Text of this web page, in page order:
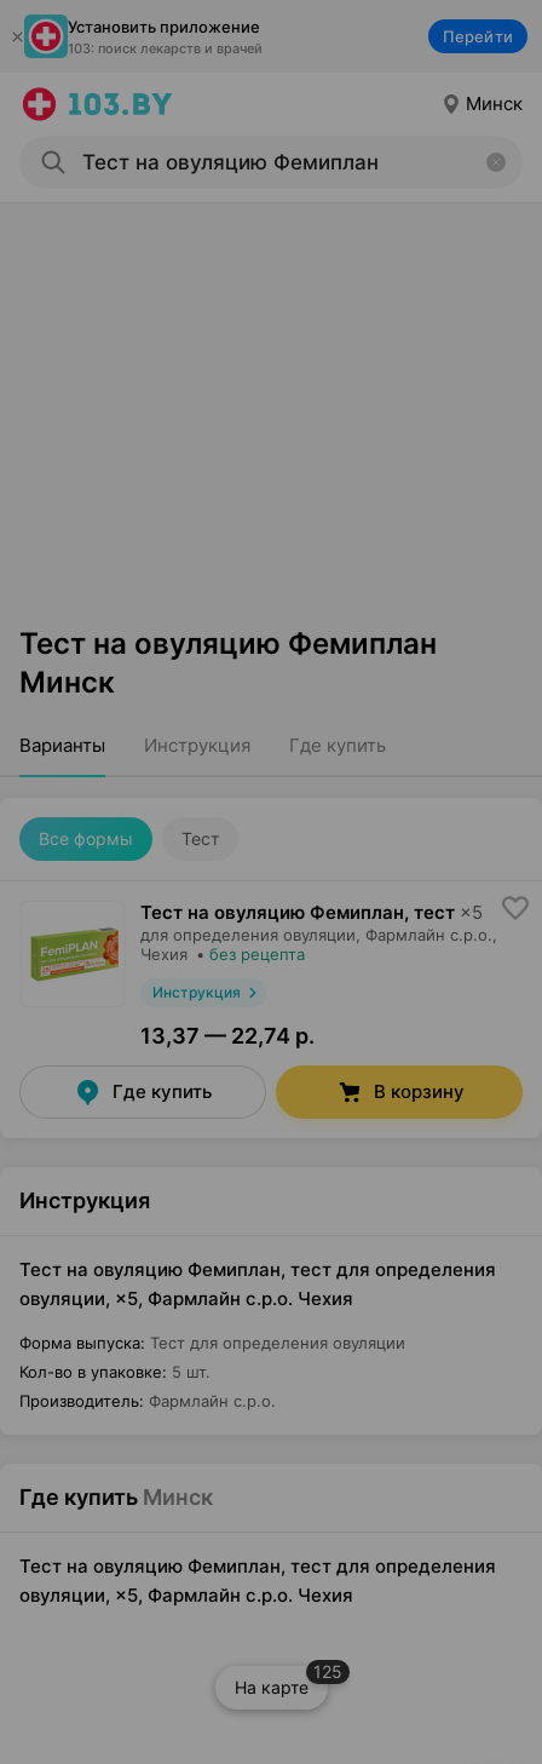
Установить приложение
103: поиск лекарств и врачей
Перейти
Минск
Тест на овуляцию Фемиплан
Минск
Варианты Инструкция Где купить
Все формы Тест
Тест на овуляцию Фемиплан, тест ×5
для определения овуляции, Фармлайн с.р.о.
Чехия • без рецепта
Инструкция
13,37 — 22,74 р.
Где купить В корзину
Инструкция
Тест на овуляцию Фемиплан, тест для определения
овуляции, ×5, Фармлайн с.р.о. Чехия
Форма выпуска: Тест для определения овуляции
Кол-во в упаковке: 5 шт.
Производитель: Фармлайн с.р.о.
Где купить Минск
Тест на овуляцию Фемиплан, тест для определения
овуляции, ×5, Фармлайн с.р.о. Чехия
На карте
125